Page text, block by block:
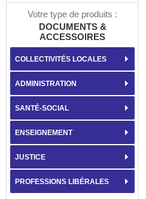
Votre type de produits :
DOCUMENTS &
ACCESSOIRES
COLLECTIVITÉS LOCALES
ADMINISTRATION
SANTÉ-SOCIAL
ENSEIGNEMENT
JUSTICE
PROFESSIONS LIBÉRALES